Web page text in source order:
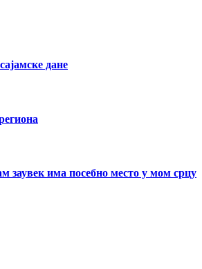
дане
заувек има посебно место у мом срцу